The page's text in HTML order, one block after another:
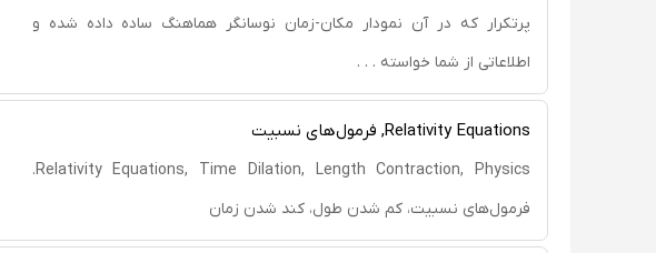
پرتکرار که در آن نمودار مکان-زمان نوسانگر هماهنگ ساده داده شده و
اطلاعاتی از شما خواسته . . .
Relativity Equations, فرمول‌های نسبیت
Relativity Equations, Time Dilation, Length Contraction, Physics.
فرمول‌های نسبیت، کم‏ شدن طول، کند شدن زمان